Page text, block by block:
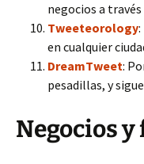
negocios a través
Tweeteorology
en cualquier
DreamTweet:
pesadillas, y
Negocios